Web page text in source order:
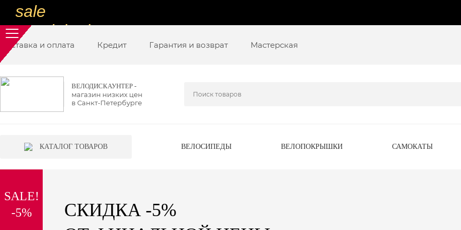
sale
special price
sale
низкие цены
вот дешево
special price
sale
надо брать
Доставка и оплата Кредит Гарантия и возврат Мастерская
ВЕЛОДИСКАУНТЕР -
магазин низких цен
в Санкт-Петербурге
КАТАЛОГ ТОВАРОВ ВЕЛОСИПЕДЫ ВЕЛОПОКРЫШКИ САМОКАТЫ
SALE!
-5%
СКИДКА -5%